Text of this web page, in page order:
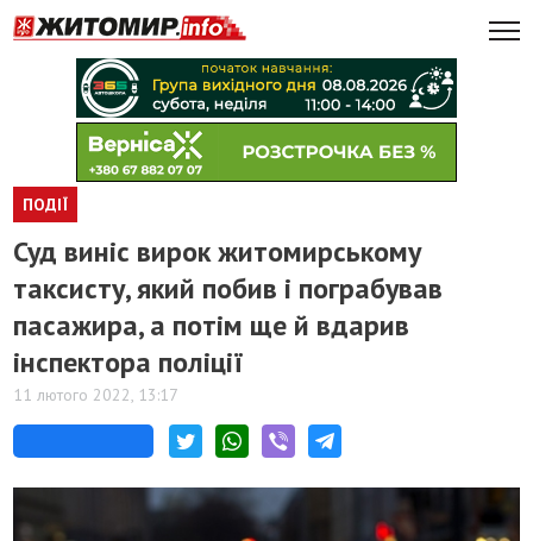
ПОДІЇ
​Суд виніс вирок житомирському
таксисту, який побив і пограбував
пасажира, а потім ще й вдарив
інспектора поліції
11 лютого 2022, 13:17